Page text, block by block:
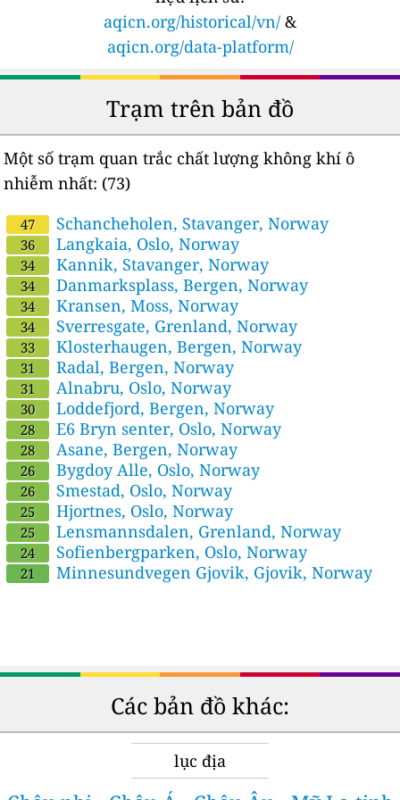
aqicn.org/historical/vn/ &
aqicn.org/data-platform/
Trạm trên bản đồ
Một số trạm quan trắc chất lượng không khí ô
nhiễm nhất: (73)
47 Schancheholen, Stavanger, Norway
36 Langkaia, Oslo, Norway
34 Kannik, Stavanger, Norway
34 Danmarksplass, Bergen, Norway
34 Kransen, Moss, Norway
34 Sverresgate, Grenland, Norway
33 Klosterhaugen, Bergen, Norway
31 Radal, Bergen, Norway
31 Alnabru, Oslo, Norway
30 Loddefjord, Bergen, Norway
28 E6 Bryn senter, Oslo, Norway
28 Asane, Bergen, Norway
26 Bygdoy Alle, Oslo, Norway
26 Smestad, Oslo, Norway
25 Hjortnes, Oslo, Norway
25 Lensmannsdalen, Grenland, Norway
24 Sofienbergparken, Oslo, Norway
21 Minnesundvegen Gjovik, Gjovik, Norway
Các bản đồ khác:
lục địa